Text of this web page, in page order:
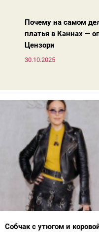
Почему на самом
платья в Каннах —
Цензори
30.10.2025
Собчак с утюгом и